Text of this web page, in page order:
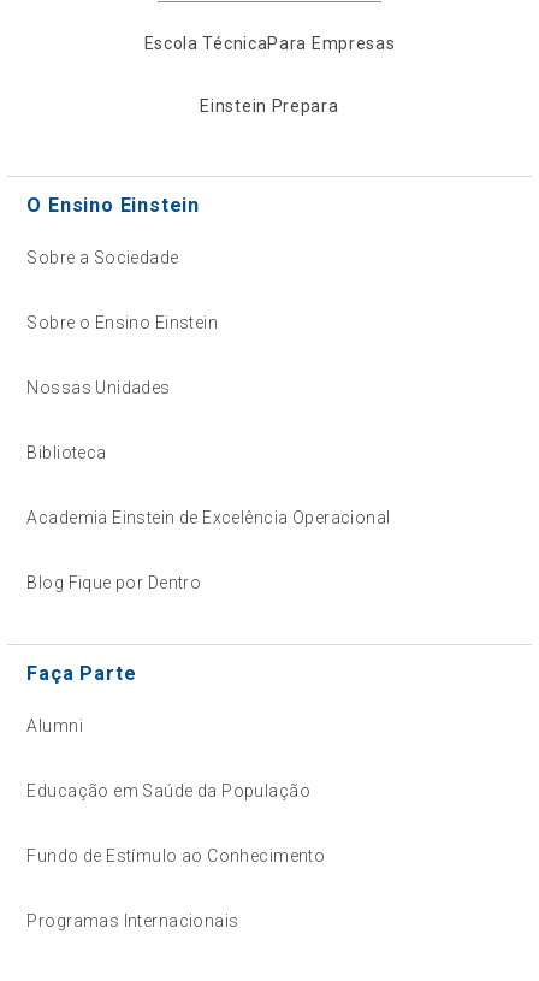
Escola TécnicaPara Empresas
Einstein Prepara
O Ensino Einstein
Sobre a Sociedade
Sobre o Ensino Einstein
Nossas Unidades
Biblioteca
Academia Einstein de Excelência Operacional
Blog Fique por Dentro
Faça Parte
Alumni
Educação em Saúde da População
Fundo de Estímulo ao Conhecimento
Programas Internacionais